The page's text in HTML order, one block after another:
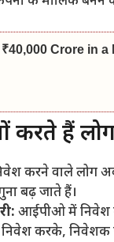
Crore in
करते हैं
करने वाले लोग
बढ़ जाते हैं।
आईपीओ में निवेश
करके, निवेशक